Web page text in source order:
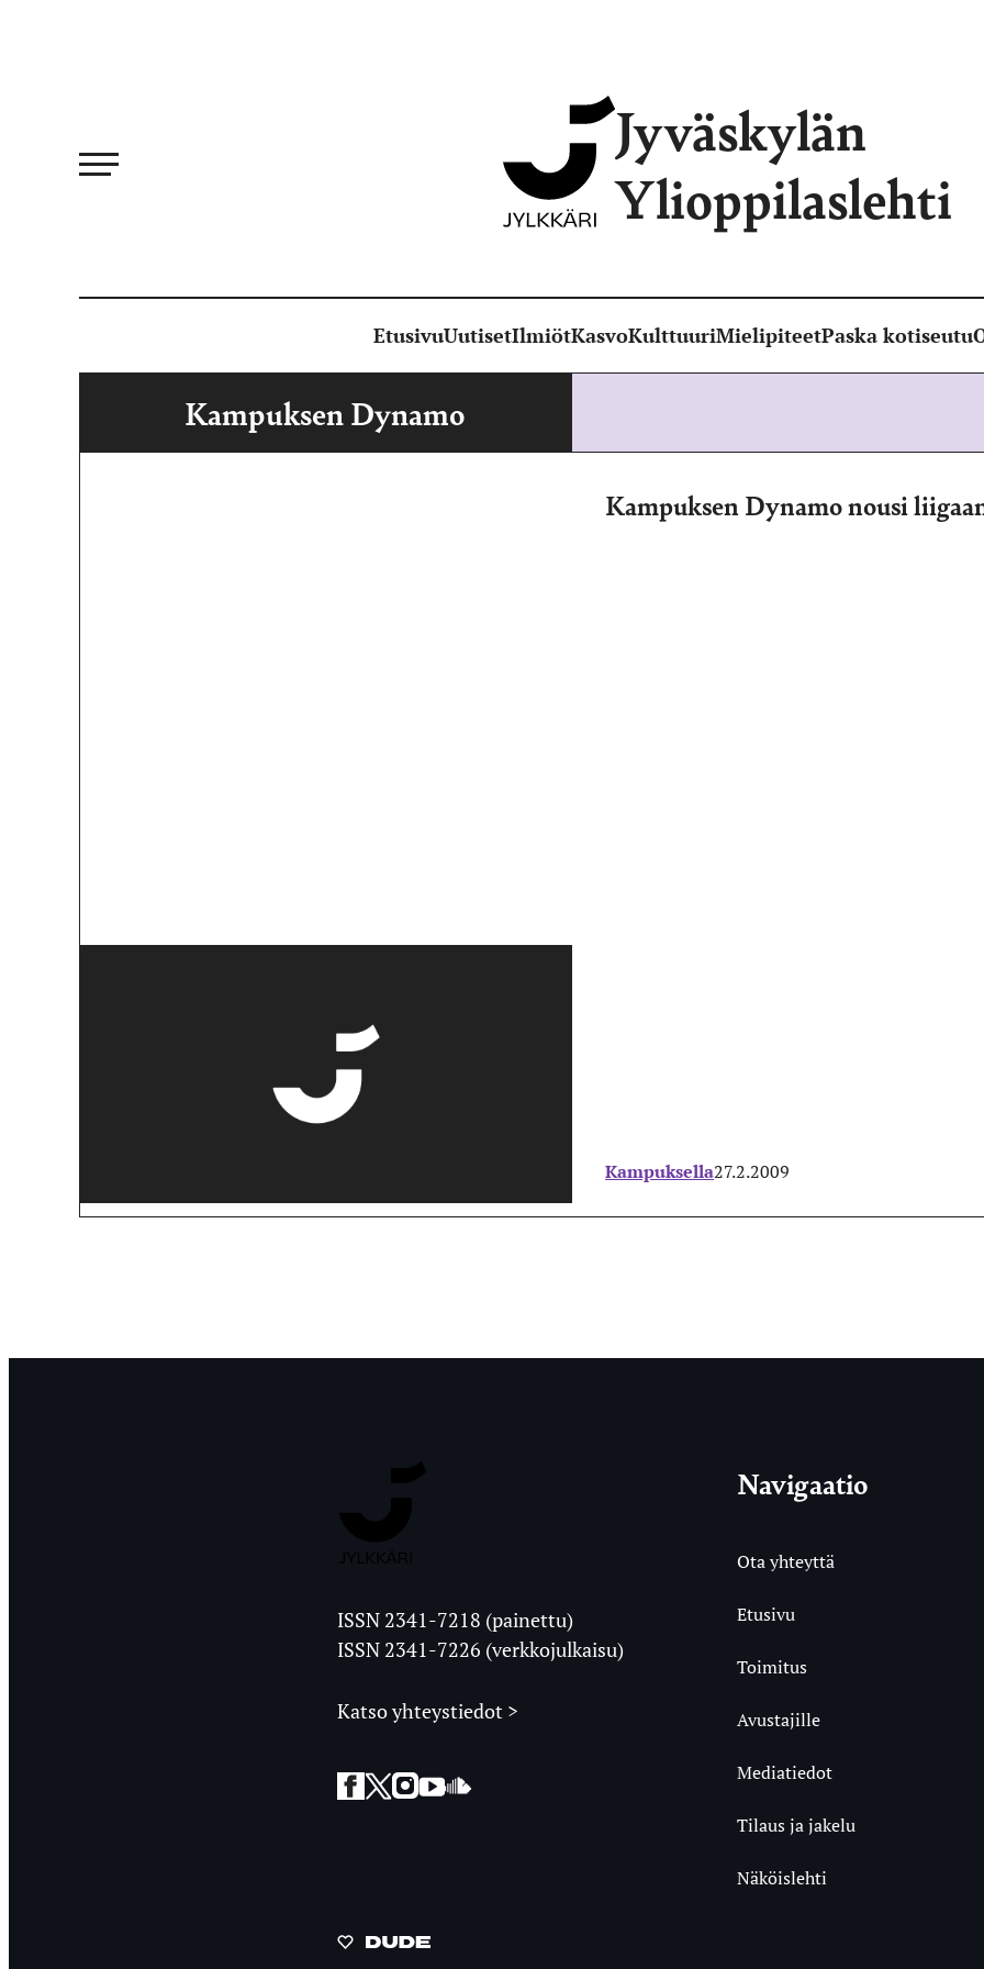
Jyväskylän
Ylioppilaslehti
EtusivuUutisetIlmiötKasvoKulttuuriMielipiteetPaska kotiseutu
Kampuksen Dynamo
Kampuksen Dynamo nousi
Kampuksella27.2.2009
Ylioppilaslehti
ISSN 2341-7218 (painettu)
ISSN 2341-7226 (verkkojulkaisu)
Katso yhteystiedot >
Facebook
Twitter
Instagram
YouTubeSoundCloud
Navigaatio
Ota yhteyttä
Etusivu
Toimitus
Avustajille
Mediatiedot
Tilaus ja jakelu
Näköislehti